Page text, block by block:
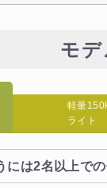
モ
軽量
ライト
には2名以上で